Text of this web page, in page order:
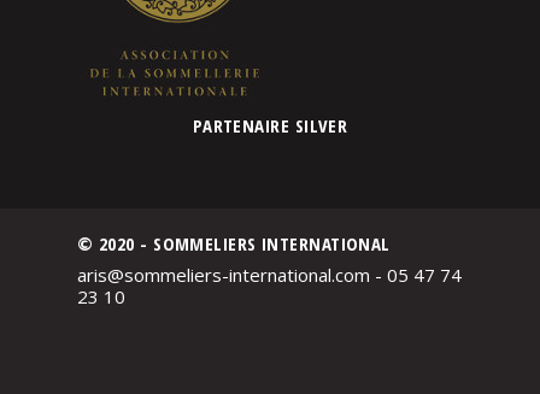
PARTENAIRE SILVER
© 2020 - SOMMELIERS INTERNATIONAL
aris@sommeliers-international.com - 05 47 74
23 10